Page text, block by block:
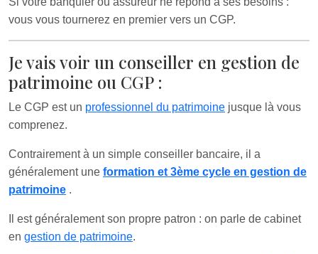
vous vous tournerez en premier vers un CGP.
Je vais voir un conseiller en gestion de
patrimoine ou CGP :
Le CGP est un professionnel du patrimoine jusque là vous
comprenez.
Contrairement à un simple conseiller bancaire, il a
généralement une formation et 3ème cycle en gestion de
patrimoine .
Il est généralement son propre patron : on parle de cabinet
en gestion de patrimoine.